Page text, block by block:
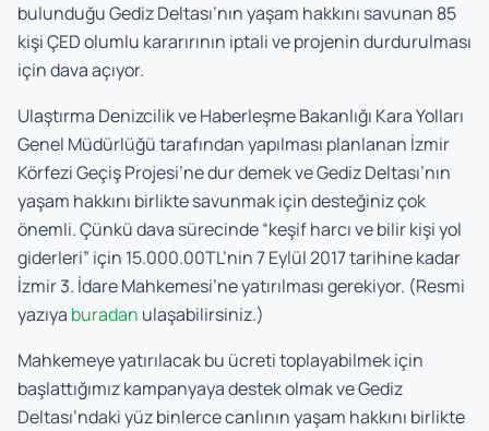
bulunduğu Gediz Deltası’nın yaşam hakkını savunan 85
kişi ÇED olumlu kararırının iptali ve projenin durdurulması
için dava açıyor.
Ulaştırma Denizcilik ve Haberleşme Bakanlığı Kara Yolları
Genel Müdürlüğü tarafından yapılması planlanan İzmir
Körfezi Geçiş Projesi’ne dur demek ve Gediz Deltası’nın
yaşam hakkını birlikte savunmak için desteğiniz çok
önemli. Çünkü dava sürecinde “keşif harcı ve bilir kişi yol
giderleri” için 15.000.00TL’nin 7 Eylül 2017 tarihine kadar
İzmir 3. İdare Mahkemesi’ne yatırılması gerekiyor. (Resmi
yazıya buradan ulaşabilirsiniz.)
Mahkemeye yatırılacak bu ücreti toplayabilmek için
başlattığımız kampanyaya destek olmak ve Gediz
Deltası’ndaki yüz binlerce canlının yaşam hakkını birlikte